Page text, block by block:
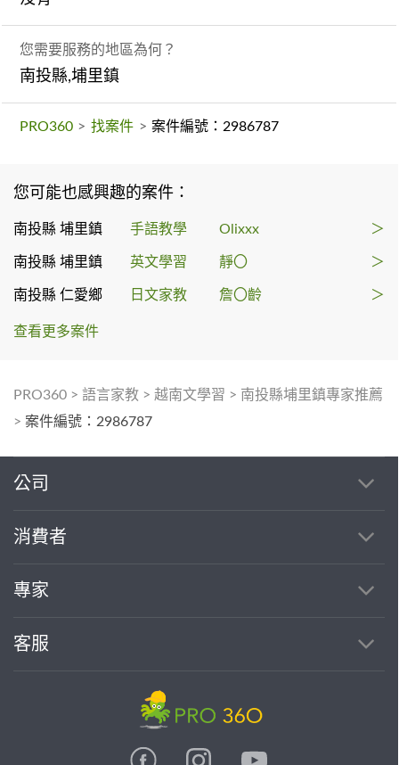
您需要服務的地區為何？
南投縣,埔里鎮
PRO360 > 找案件 > 案件編號：2986787
您可能也感興趣的案件：
南投縣 埔里鎮 手語教學 Olixxx ＞
南投縣 埔里鎮 英文學習 靜〇 ＞
南投縣 仁愛鄉 日文家教 詹〇齡 ＞
查看更多案件
PRO360 > 語言家教 > 越南文學習 > 南投縣埔里鎮專家推薦
> 案件編號：2986787
公司
消費者
專家
客服